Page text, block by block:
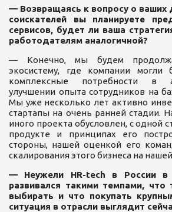
— Возвращаясь к вопросу о ваших
соискателей вы планируете
сервисов, будет ли ваша
работодателям аналогичной?
— Конечно, мы будем
экосистему, где компании могли
комплексные потребности в
улучшении опыта сотрудников на
Мы уже несколько лет активно
стартапы на очень ранней стадии.
иного проекта обусловлен, с одной
продукте и принципах его
стороны, нашей оценкой его
скалирования этого бизнеса на
— Неужели HR-tech в России в
развивался такими темпами,
выбирать и что покупать
ситуация в отрасли выглядит